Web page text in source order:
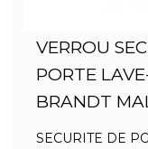
VERROU
PORTE
BRANDT
SECURITE DE